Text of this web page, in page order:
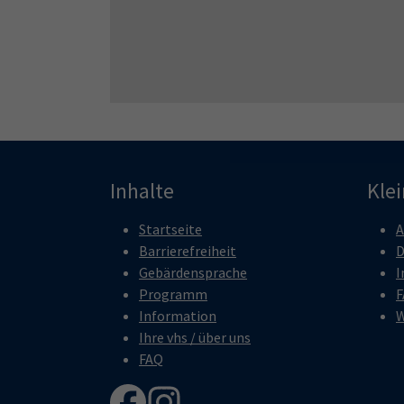
Inhalte
Startseite
Barrierefreiheit
Gebärdensprache
Programm
Information
Ihre vhs / über uns
FAQ